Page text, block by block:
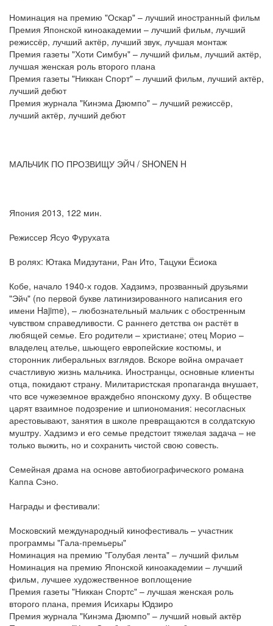
Номинация на премию "Оскар" – лучший иностранный фильм
Премия Японской киноакадемии – лучший фильм, лучший
режиссёр, лучший актёр, лучший звук, лучшая монтаж
Премия газеты "Хоти Симбун" – лучший фильм, лучший актёр,
лучшая женская роль второго плана
Премия газеты "Никкан Спорт" – лучший фильм, лучший актёр,
лучший дебют
Премия журнала "Кинэма Дзюмпо" – лучший режиссёр,
лучший актёр, лучший дебют
МАЛЬЧИК ПО ПРОЗВИЩУ ЭЙЧ / SHONEN H
Япония 2013, 122 мин.
Режиссер Ясуо Фурухата
В ролях: Ютака Мидзутани, Ран Ито, Тацуки Ёсиока
Кобе, начало 1940-х годов. Хадзимэ, прозванный друзьями
"Эйч" (по первой букве латинизированного написания его
имени Hajime), – любознательный мальчик с обостренным
чувством справедливости. С раннего детства он растёт в
любящей семье. Его родители – христиане; отец Морио –
владелец ателье, шьющего европейские костюмы, и
сторонник либеральных взглядов. Вскоре война омрачает
счастливую жизнь мальчика. Иностранцы, основные клиенты
отца, покидают страну. Милитаристская пропаганда внушает,
что все чужеземное враждебно японскому духу. В обществе
царят взаимное подозрение и шпиономания: несогласных
арестовывают, занятия в школе превращаются в солдатскую
муштру. Хадзимэ и его семье предстоит тяжелая задача – не
только выжить, но и сохранить чистой свою совесть.
Семейная драма на основе автобиографического романа
Каппа Сэно.
Награды и фестивали:
Московский международный кинофестиваль – участник
программы "Гала-премьеры"
Номинация на премию "Голубая лента" – лучший фильм
Номинация на премию Японской киноакадемии – лучший
фильм, лучшее художественное воплощение
Премия газеты "Никкан Спортс" – лучшая женская роль
второго плана, премия Исихары Юдзиро
Премия журнала "Кинэма Дзюмпо" – лучший новый актёр